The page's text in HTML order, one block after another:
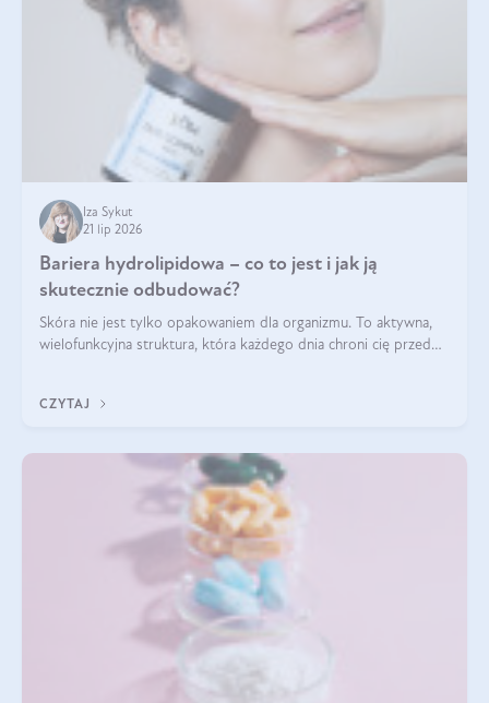
Iza Sykut
21 lip 2026
Bariera hydrolipidowa – co to jest i jak ją
skutecznie odbudować?
Skóra nie jest tylko opakowaniem dla organizmu. To aktywna,
wielofunkcyjna struktura, która każdego dnia chroni cię przed
bariera hydrolipidowa.
CZYTAJ